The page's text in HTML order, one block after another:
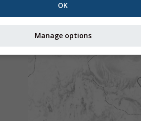
OK
Manage options